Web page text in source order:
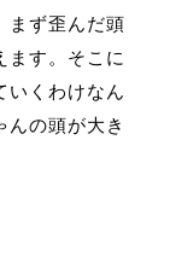
まず歪んだ頭
ます。そこに
いくわけなん
んの頭が大き